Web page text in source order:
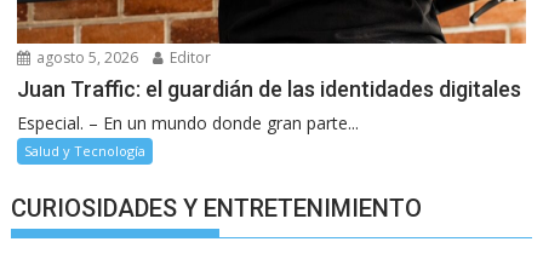
agosto 5, 2026 Editor
Juan Traffic: el guardián de las identidades digitales
Especial. – En un mundo donde gran parte...
Salud y Tecnología
CURIOSIDADES Y ENTRETENIMIENTO